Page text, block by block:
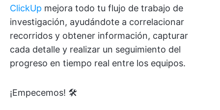
ClickUp mejora todo tu flujo de trabajo de
investigación, ayudándote a correlacionar
recorridos y obtener información, capturar
cada detalle y realizar un seguimiento del
progreso en tiempo real entre los equipos.
¡Empecemos! 🛠️